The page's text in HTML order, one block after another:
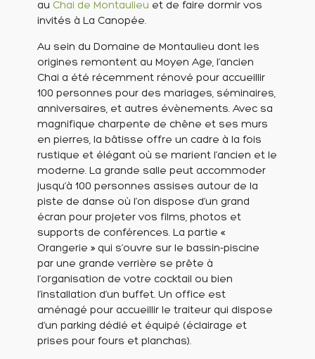
au Chai de Montaulieu et de faire dormir vos
invités à La Canopée.
Au sein du Domaine de Montaulieu dont les
origines remontent au Moyen Age, l’ancien
Chai a été récemment rénové pour accueillir
100 personnes pour des mariages, séminaires,
anniversaires, et autres évènements. Avec sa
magnifique charpente de chêne et ses murs
en pierres, la bâtisse offre un cadre à la fois
rustique et élégant où se marient l’ancien et le
moderne. La grande salle peut accommoder
jusqu’à 100 personnes assises autour de la
piste de danse où l’on dispose d’un grand
écran pour projeter vos films, photos et
supports de conférences. La partie «
Orangerie » qui s’ouvre sur le bassin-piscine
par une grande verrière se prête à
l’organisation de votre cocktail ou bien
l’installation d’un buffet. Un office est
aménagé pour accueillir le traiteur qui dispose
d’un parking dédié et équipé (éclairage et
prises pour fours et planchas).